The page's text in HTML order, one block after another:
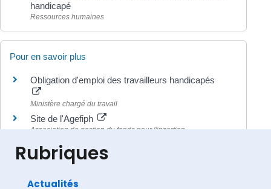
handicapé
Ressources humaines
Pour en savoir plus
Obligation d'emploi des travailleurs handicapés
Ministère chargé du travail
Site de l'Agefiph
Association de gestion du fonds pour l'insertion
Rubriques
Actualités